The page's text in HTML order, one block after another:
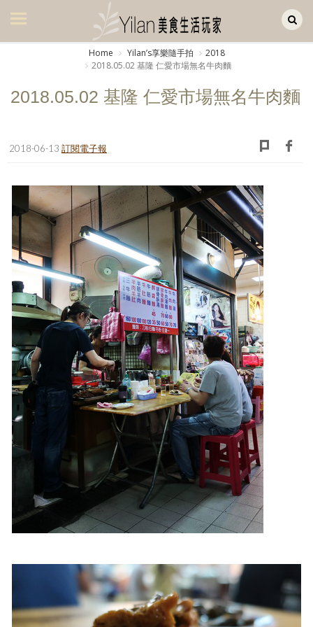
美食集
廚房集
旅遊美食集
生活風
書房集
日記簿
餐桌週記
享樂隨手拍
照相簿
影音區
創意出版服務
歷史區
關於Yilan
活動實況記錄
媒體報導一覽
Home Yilanʼs享樂隨手拍
2018
2018.05.02 基隆 仁愛市場無名牛肉麵
2018.05.02 基隆 仁愛市場無名牛肉麵
2018-06-13 訂閱電子報